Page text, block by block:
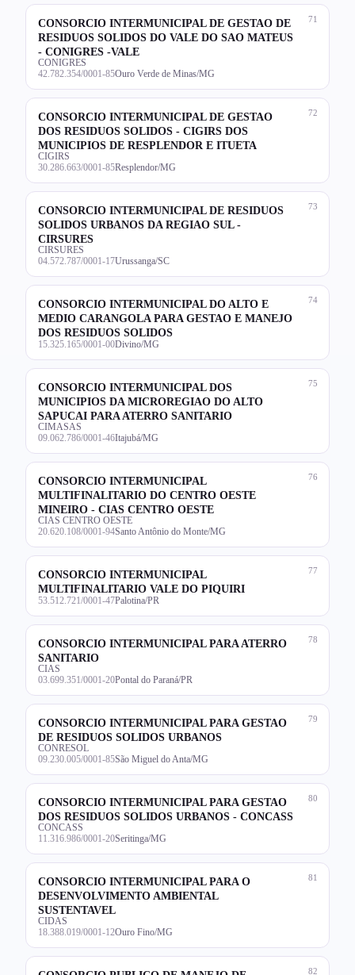
71
CONSORCIO INTERMUNICIPAL DE GESTAO DE
RESIDUOS SOLIDOS DO VALE DO SAO MATEUS
- CONIGRES -VALE
CONIGRES
42.782.354/0001-85Ouro Verde de Minas/MG
72
CONSORCIO INTERMUNICIPAL DE GESTAO
DOS RESIDUOS SOLIDOS - CIGIRS DOS
MUNICIPIOS DE RESPLENDOR E ITUETA
CIGIRS
30.286.663/0001-85Resplendor/MG
73
CONSORCIO INTERMUNICIPAL DE RESIDUOS
SOLIDOS URBANOS DA REGIAO SUL -
CIRSURES
CIRSURES
04.572.787/0001-17Urussanga/SC
74
CONSORCIO INTERMUNICIPAL DO ALTO E
MEDIO CARANGOLA PARA GESTAO E MANEJO
DOS RESIDUOS SOLIDOS
15.325.165/0001-00Divino/MG
75
CONSORCIO INTERMUNICIPAL DOS
MUNICIPIOS DA MICROREGIAO DO ALTO
SAPUCAI PARA ATERRO SANITARIO
CIMASAS
09.062.786/0001-46Itajubá/MG
76
CONSORCIO INTERMUNICIPAL
MULTIFINALITARIO DO CENTRO OESTE
MINEIRO - CIAS CENTRO OESTE
CIAS CENTRO OESTE
20.620.108/0001-94Santo Antônio do Monte/MG
77
CONSORCIO INTERMUNICIPAL
MULTIFINALITARIO VALE DO PIQUIRI
53.512.721/0001-47Palotina/PR
78
CONSORCIO INTERMUNICIPAL PARA ATERRO
SANITARIO
CIAS
03.699.351/0001-20Pontal do Paraná/PR
79
CONSORCIO INTERMUNICIPAL PARA GESTAO
DE RESIDUOS SOLIDOS URBANOS
CONRESOL
09.230.005/0001-85São Miguel do Anta/MG
80
CONSORCIO INTERMUNICIPAL PARA GESTAO
DOS RESIDUOS SOLIDOS URBANOS - CONCASS
CONCASS
11.316.986/0001-20Seritinga/MG
81
CONSORCIO INTERMUNICIPAL PARA O
DESENVOLVIMENTO AMBIENTAL
SUSTENTAVEL
CIDAS
18.388.019/0001-12Ouro Fino/MG
82